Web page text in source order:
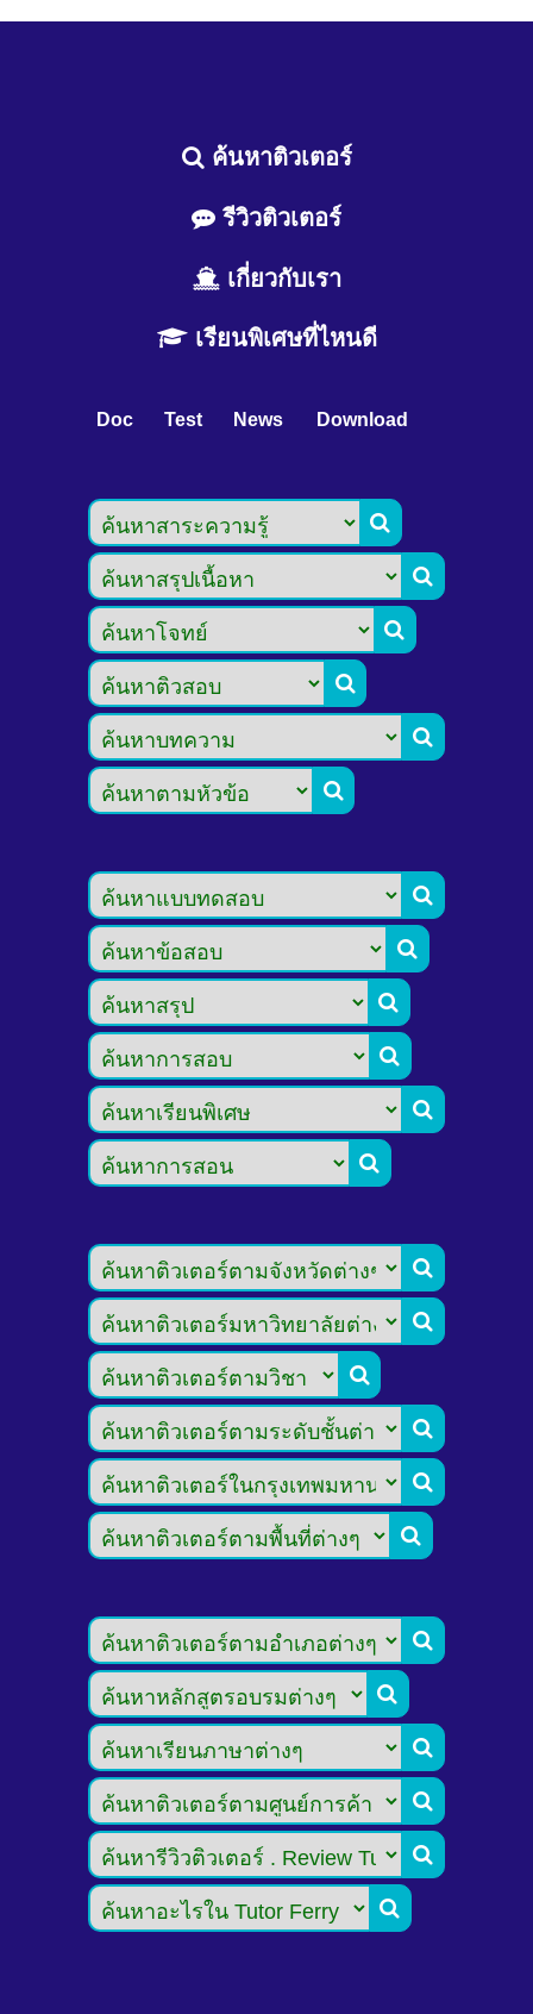
ค้นหาติวเตอร์
รีวิวติวเตอร์
เกี่ยวกับเรา
เรียนพิเศษที่ไหนดี
Doc Test News Download























